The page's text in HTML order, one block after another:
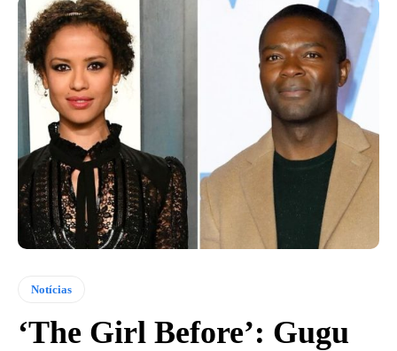
Notícias
‘The Girl Before’: Gugu